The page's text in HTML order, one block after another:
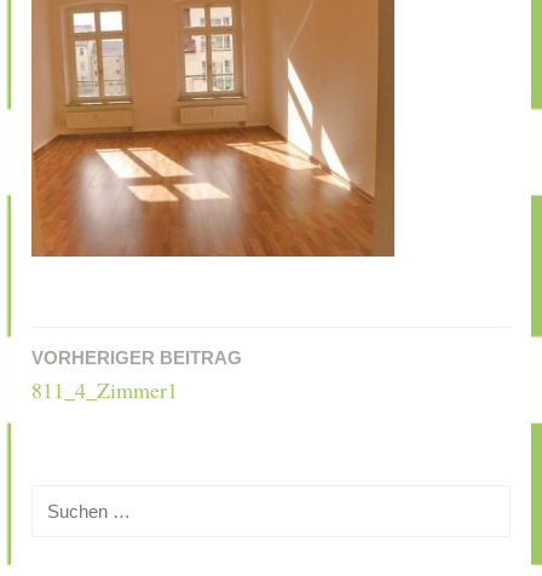
Beitragsnavigation
VORHERIGER BEITRAG
811_4_Zimmer1